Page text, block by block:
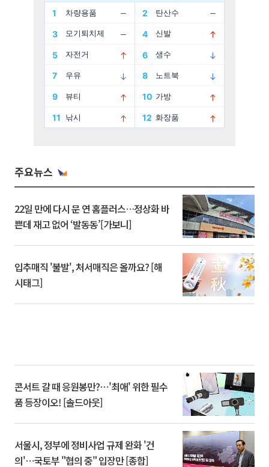
주요뉴스
22일 만에 다시 문 연 홈플러스…정상화 바
쁜데 재고 없어 ‘발동동’[가보니]
입추매직 '불발', 처서매직은 올까요? [해
시태그]
콘서트 갈 때 응원봉만?⋯'최애' 위한 필수
품 등장이오! [솔드아웃]
서울시, 정부에 정비사업 규제 완화 '건
의'⋯국토부 "협의 중" 입장만 [종합]